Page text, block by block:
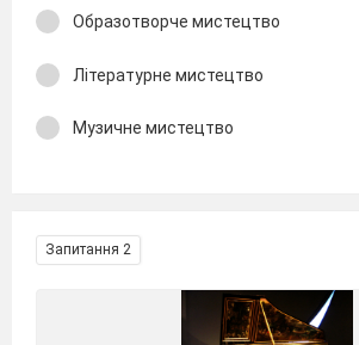
Образотворче мистецтво
Літературне мистецтво
Музичне мистецтво
Запитання 2